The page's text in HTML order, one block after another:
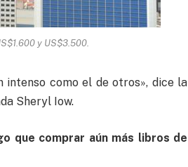
y US$3.500.
intenso como el de otros», dice la
Sheryl Iow.
que comprar aún más libros de